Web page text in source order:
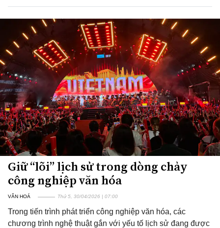
Giữ “lõi” lịch sử trong dòng chảy
công nghiệp văn hóa
VĂN HOÁ Thứ 5, 30/04/2026 | 07:00
Trong tiến trình phát triển công nghiệp văn hóa, các
chương trình nghệ thuật gắn với yếu tố lịch sử đang được